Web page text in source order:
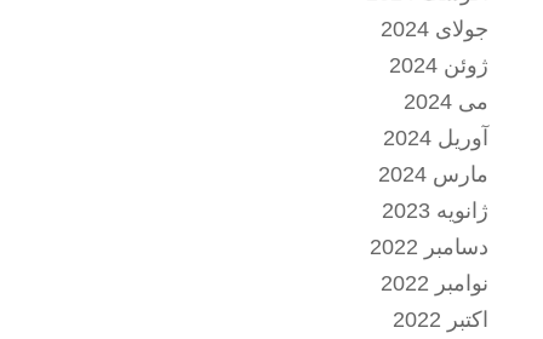
جولای 2024
ژوئن 2024
می 2024
آوریل 2024
مارس 2024
ژانویه 2023
دسامبر 2022
نوامبر 2022
اکتبر 2022